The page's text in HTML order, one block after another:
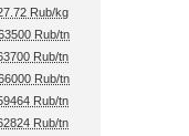
Rub/kg
Rub/tn
Rub/tn
Rub/tn
Rub/tn
Rub/tn